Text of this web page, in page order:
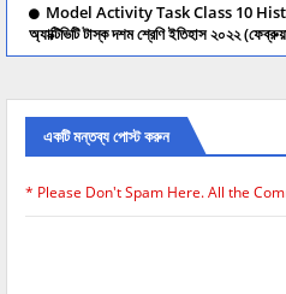
Model Activity Task Class 10
অ্যাক্টিভিটি টাস্ক দশম শ্রেণি ইতিহাস ২০২২
একটি মন্তব্য পোস্ট করুন
* Please Don't Spam Here. All the